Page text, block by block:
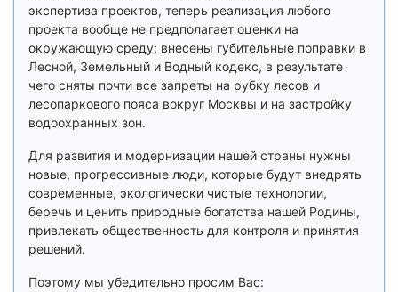
экспертиза проектов, теперь реализация любого
проекта вообще не предполагает оценки на
окружающую среду; внесены губительные поправки в
Лесной, Земельный и Водный кодекс, в результате
чего сняты почти все запреты на рубку лесов и
лесопаркового пояса вокруг Москвы и на застройку
водоохранных зон.
Для развития и модернизации нашей страны нужны
новые, прогрессивные люди, которые будут внедрять
современные, экологически чистые технологии,
беречь и ценить природные богатства нашей Родины,
привлекать общественность для контроля и принятия
решений.
Поэтому мы убедительно просим Вас: